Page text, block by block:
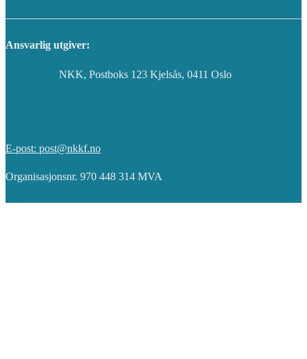
Ansvarlig utgiver:
NKK, Postboks 123 Kjelsås, 0411 Oslo
E-post: post@nkkf.no
Organisasjonsnr. 970 448 314 MVA